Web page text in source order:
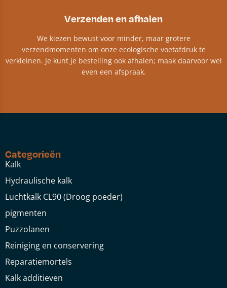
Verzenden en afhalen
We kiezen bewust voor minder, maar grotere
verzendmomenten om onze ecologische voetafdruk te
verkleinen. Je kunt je bestelling ook afhalen; maak daarvoor wel
even een afspraak.
Categorieën
Kalk
Hydraulische kalk
Luchtkalk CL90 (Droog poeder)
pigmenten
Puzzolanen
Reiniging en conservering
Reparatiemortels
Kalk additieven